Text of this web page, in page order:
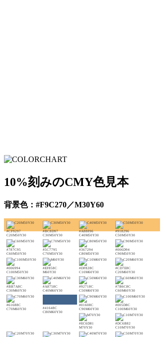
10%刻みのCMY色見本
背景色：#F9C270／M30Y60
#CF9297
C20M50Y30
#BC8D97
C30M50Y30
#A88896
C40M50Y30
#918296
C50M50Y30
#787C95
C60M50Y30
#5C7795
C70M50Y30
#367294
C80M50Y30
#006D94
C90M50Y30
#006994
C100M50Y30
#EF858C
M60Y30
#DF828C
C10M60Y30
#CD7E8C
C20M60Y30
#BB7A8C
C30M60Y30
#A8758C
C40M60Y30
#92718C
C50M60Y30
#7B6C8C
C60M60Y30
#61688C
C70M60Y30
#41648C
C80M60Y30
#01608C
C90M60Y30
#005D8C
C100M60Y30
#EC6D81
M70Y30
#DC6B82
C10M70Y30